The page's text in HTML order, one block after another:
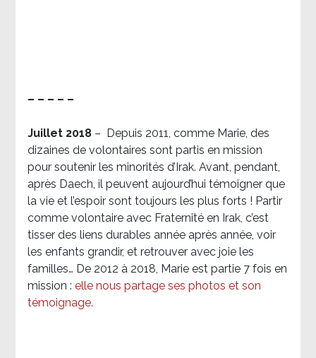
– – – – –
Juillet 2018 –
Depuis 2011, comme Marie, des
dizaines de volontaires sont partis en mission
pour soutenir les minorités d’Irak. Avant, pendant,
après Daech, il peuvent aujourd’hui témoigner que
la vie et l’espoir sont toujours les plus forts ! Partir
comme volontaire avec Fraternité en Irak, c’est
tisser des liens durables année après année, voir
les enfants grandir, et retrouver avec joie les
familles… De 2012 à 2018, Marie est partie 7 fois en
mission : elle nous partage ses photos et son
témoignage.